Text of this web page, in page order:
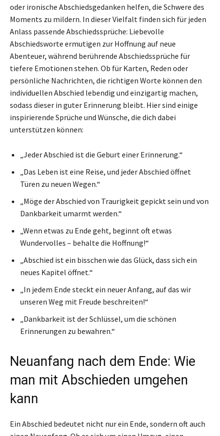
oder ironische Abschiedsgedanken helfen, die Schwere des
Moments zu mildern. In dieser Vielfalt finden sich für jeden
Anlass passende Abschiedssprüche: Liebevolle
Abschiedsworte ermutigen zur Hoffnung auf neue
Abenteuer, während berührende Abschiedssprüche für
tiefere Emotionen stehen. Ob für Karten, Reden oder
persönliche Nachrichten, die richtigen Worte können den
individuellen Abschied lebendig und einzigartig machen,
sodass dieser in guter Erinnerung bleibt. Hier sind einige
inspirierende Sprüche und Wünsche, die dich dabei
unterstützen können:
„Jeder Abschied ist die Geburt einer Erinnerung.“
„Das Leben ist eine Reise, und jeder Abschied öffnet
Türen zu neuen Wegen.“
„Möge der Abschied von Traurigkeit gepickt sein und von
Dankbarkeit umarmt werden.“
„Wenn etwas zu Ende geht, beginnt oft etwas
Wundervolles – behalte die Hoffnung!“
„Abschied ist ein bisschen wie das Glück, dass sich ein
neues Kapitel öffnet.“
„In jedem Ende steckt ein neuer Anfang, auf das wir
unseren Weg mit Freude beschreiten!“
„Dankbarkeit ist der Schlüssel, um die schönen
Erinnerungen zu bewahren.“
Neuanfang nach dem Ende: Wie
man mit Abschieden umgehen
kann
Ein Abschied bedeutet nicht nur ein Ende, sondern oft auch